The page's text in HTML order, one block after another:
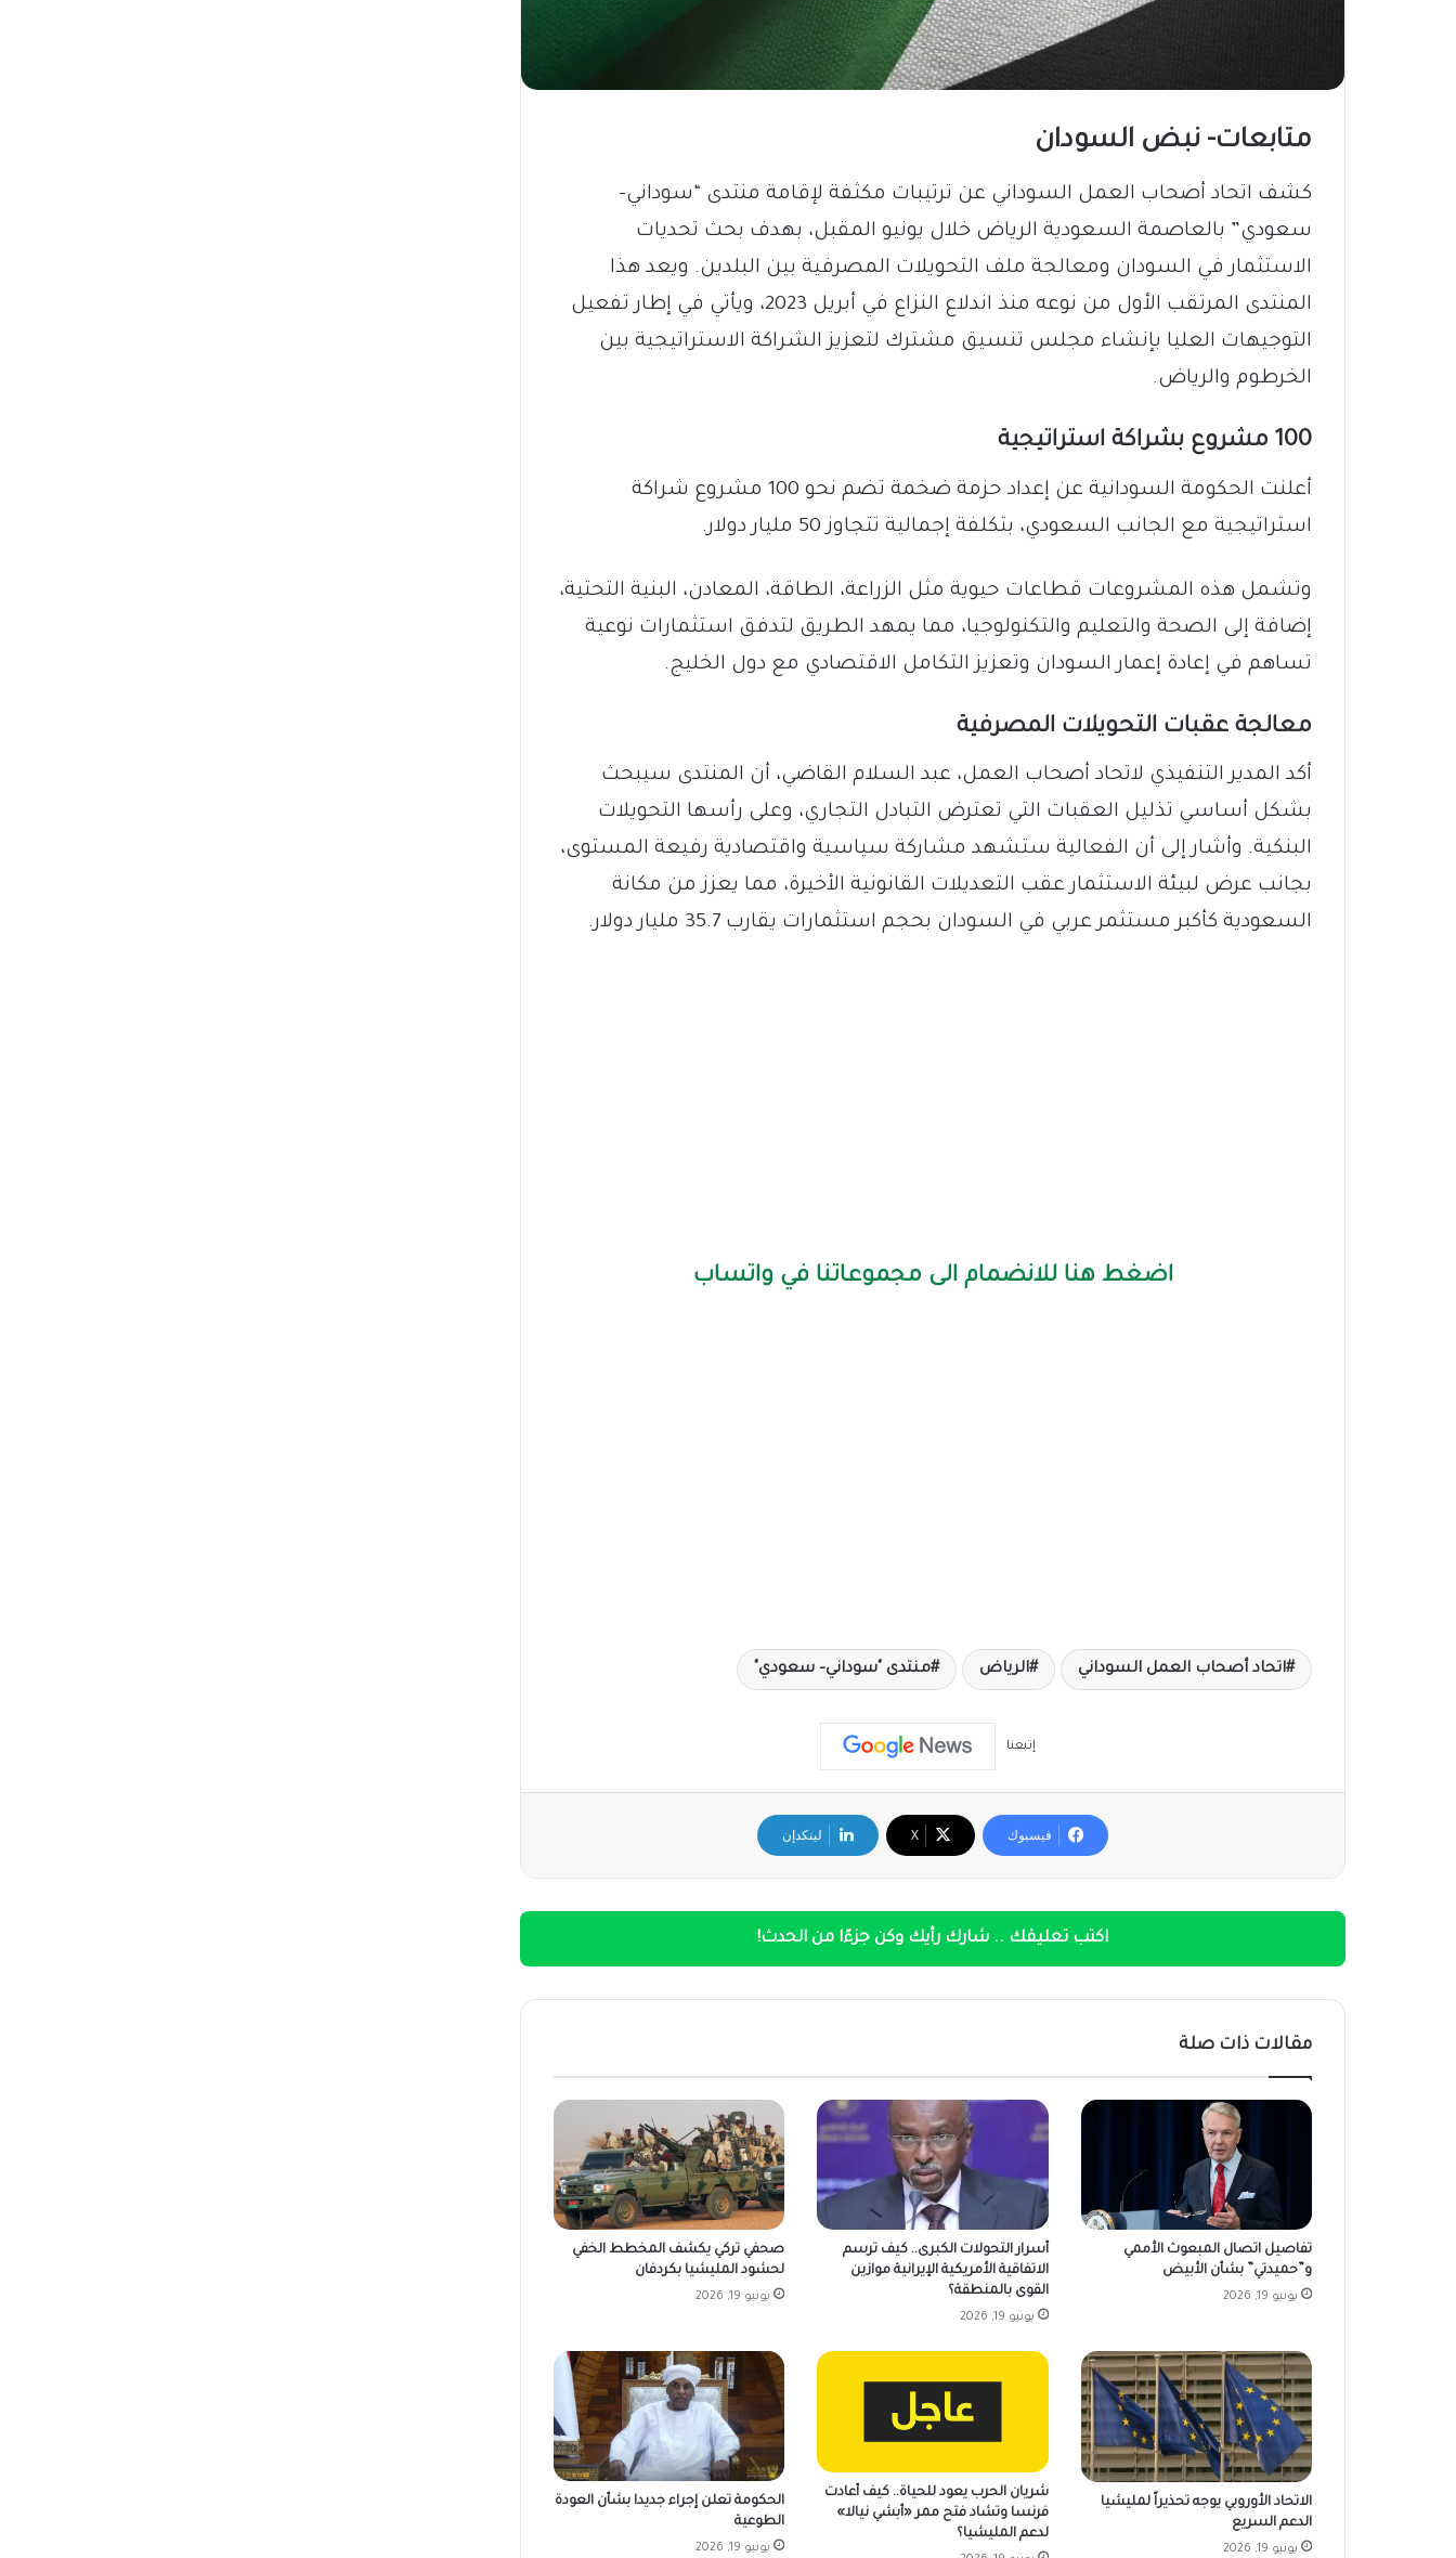
متابعات- نبض السودان
كشف اتحاد أصحاب العمل السوداني عن ترتيبات مكثفة لإقامة منتدى “سوداني–
سعودي” بالعاصمة السعودية الرياض خلال يونيو المقبل، بهدف بحث تحديات
الاستثمار في السودان ومعالجة ملف التحويلات المصرفية بين البلدين. ويعد هذا
المنتدى المرتقب الأول من نوعه منذ اندلاع النزاع في أبريل 2023، ويأتي في إطار تفعيل
التوجيهات العليا بإنشاء مجلس تنسيق مشترك لتعزيز الشراكة الاستراتيجية بين
الخرطوم والرياض.
100 مشروع بشراكة استراتيجية
أعلنت الحكومة السودانية عن إعداد حزمة ضخمة تضم نحو 100 مشروع شراكة
استراتيجية مع الجانب السعودي، بتكلفة إجمالية تتجاوز 50 مليار دولار.
وتشمل هذه المشروعات قطاعات حيوية مثل الزراعة، الطاقة، المعادن، البنية التحتية،
إضافة إلى الصحة والتعليم والتكنولوجيا، مما يمهد الطريق لتدفق استثمارات نوعية
تساهم في إعادة إعمار السودان وتعزيز التكامل الاقتصادي مع دول الخليج.
معالجة عقبات التحويلات المصرفية
أكد المدير التنفيذي لاتحاد أصحاب العمل، عبد السلام القاضي، أن المنتدى سيبحث
بشكل أساسي تذليل العقبات التي تعترض التبادل التجاري، وعلى رأسها التحويلات
البنكية. وأشار إلى أن الفعالية ستشهد مشاركة سياسية واقتصادية رفيعة المستوى،
بجانب عرض لبيئة الاستثمار عقب التعديلات القانونية الأخيرة، مما يعزز من مكانة
السعودية كأكبر مستثمر عربي في السودان بحجم استثمارات يقارب 35.7 مليار دولار.
اضغط هنا للانضمام الى مجموعاتنا في واتساب
اتحاد أصحاب العمل السوداني الرياض منتدى "سوداني– سعودي"
إتبعنا
فيسبوك ‫X لينكدإن
اكتب تعليقك .. شارك رأيك وكن جزءًا من الحدث!
مقالات ذات صلة
تفاصيل اتصال المبعوث الأممي
و”حميدتي” بشأن الأبيض
يونيو 19, 2026
أسرار التحولات الكبرى.. كيف ترسم
الاتفاقية الأمريكية الإيرانية موازين
القوى بالمنطقة؟
يونيو 19, 2026
صحفي تركي يكشف المخطط الخفي
لحشود المليشيا بكردفان
يونيو 19, 2026
الاتحاد الأوروبي يوجه تحذيراً لمليشيا
الدعم السريع
يونيو 19, 2026
شريان الحرب يعود للحياة.. كيف أعادت
فرنسا وتشاد فتح ممر «أبشي نيالا»
لدعم المليشيا؟
الحكومة تعلن إجراء جديدا بشأن العودة
الطوعية
يونيو 19, 2026